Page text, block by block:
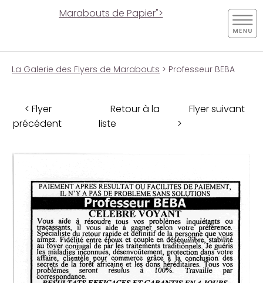
Marabouts de Papier">
La Galerie des Flyers de Marabouts > Professeur BEBA
< Flyer
précédent
Retour à la
liste
Flyer suivant
>